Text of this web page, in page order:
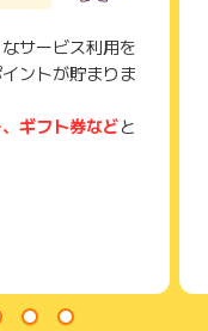
サービス利用を
ントが貯まりま
ギフト券などと